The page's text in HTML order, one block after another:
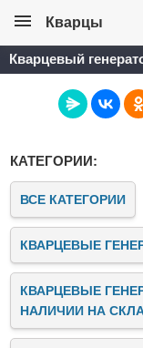
Кварцы
Кварцевый
КАТЕГОРИИ:
ВСЕ КАТЕГОРИИ
КВАРЦЕВЫЕ
КВАРЦЕВЫЕ
НАЛИЧИИ НА